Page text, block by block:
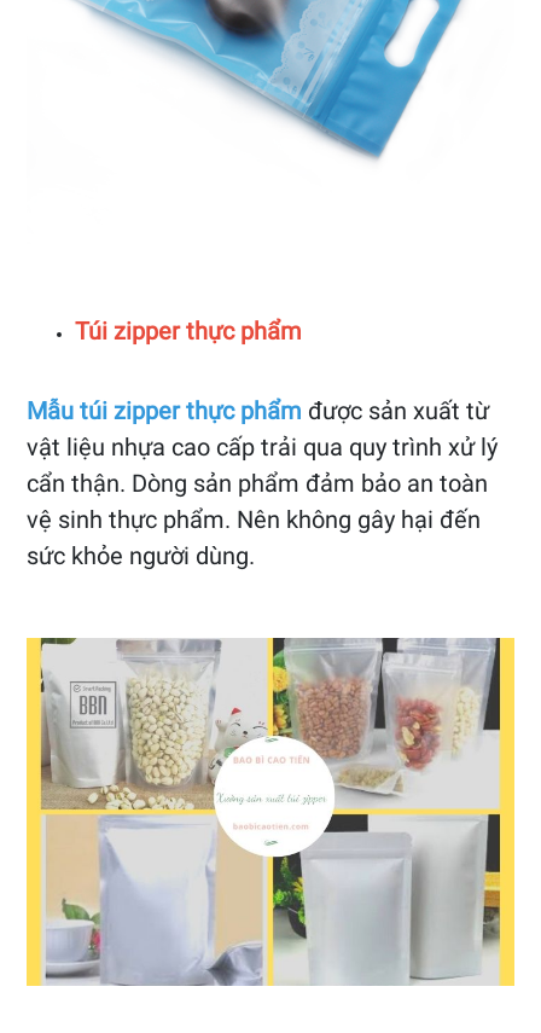
Túi zipper thực phẩm
Mẫu túi zipper thực phẩm được sản xuất từ
vật liệu nhựa cao cấp trải qua quy trình xử lý
cẩn thận. Dòng sản phẩm đảm bảo an toàn
vệ sinh thực phẩm. Nên không gây hại đến
sức khỏe người dùng.